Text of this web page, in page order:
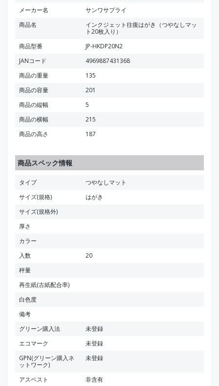
メーカー名
サンワサプライ
商品名
インクジェット往復はがき（つやなしマッ
ト20枚入り）
商品型番
JP-HKDP20N2
JANコード
4969887431368
商品の重量
135
商品の容量
201
商品の縦幅
5
商品の横幅
215
商品の高さ
187
商品スペック情報
タイプ
つやなしマット
サイズ(規格)
はがき
サイズ(規格外)
厚さ
カラー
入数
20
秤量
再生紙(古紙配合率)
白色度
備考
グリーン購入法
未登録
エコマーク
未登録
GPN(グリーン購入ネ
ットワーク)
未登録
アスベスト
非含有